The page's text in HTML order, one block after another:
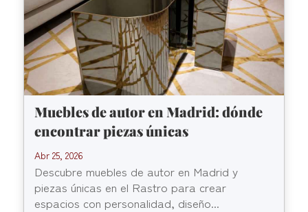
Muebles de autor en Madrid: dónde
encontrar piezas únicas
Abr 25, 2026
Descubre muebles de autor en Madrid y
piezas únicas en el Rastro para crear
espacios con personalidad, diseño...